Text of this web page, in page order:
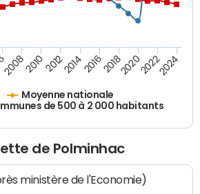
Moyenne nationale
de 500 à 2 000 habitants
200820102012201420162018202020222024
de Polminhac
ministère de l'Economie)